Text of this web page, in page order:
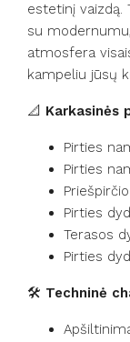
estetinį vaizdą.
su
atmosfera
kampeliu jūsų
📐 Karkasinės
Pirties
Pirties
Pirties
Terasos
Pirties
🛠️ Techninė